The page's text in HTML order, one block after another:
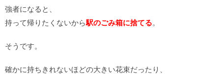
強者になると、
持って帰りたくないから駅のごみ箱に捨てる。
そうです。
確かに持ちきれないほどの大きい花束だったり、